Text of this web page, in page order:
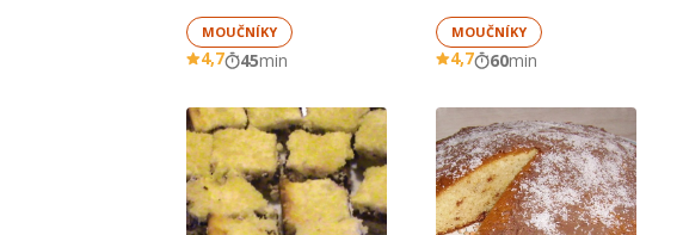
MOUČNÍKY
4,7 45min
MOUČNÍKY
4,7 60min